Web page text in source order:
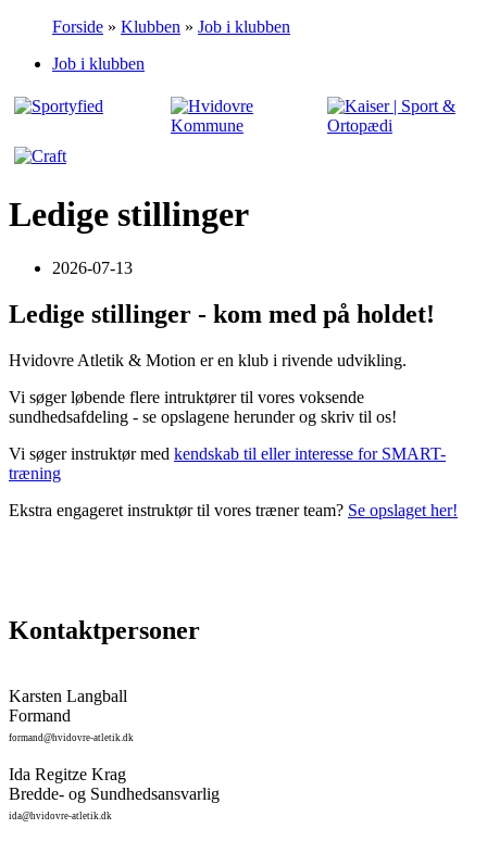
Forside » Klubben » Job i klubben
Job i klubben
Ledige stillinger
2026-07-13
Ledige stillinger - kom med på holdet!
Hvidovre Atletik & Motion er en klub i rivende udvikling.
Vi søger løbende flere intruktører til vores voksende
sundhedsafdeling - se opslagene herunder og skriv til os!
Vi søger instruktør med kendskab til eller interesse for SMART-
træning
Ekstra engageret instruktør til vores træner team? Se opslaget her!
Kontaktpersoner
Karsten Langball
Formand
formand@hvidovre-atletik.dk
Ida Regitze Krag
Bredde- og Sundhedsansvarlig
ida@hvidovre-atletik.dk